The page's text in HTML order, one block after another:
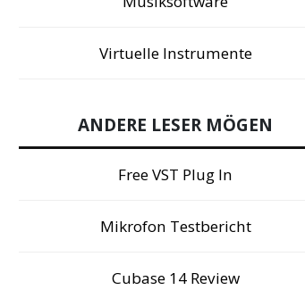
Virtuelle Instrumente
ANDERE LESER MÖGEN
Free VST Plug In
Mikrofon Testbericht
Cubase 14 Review